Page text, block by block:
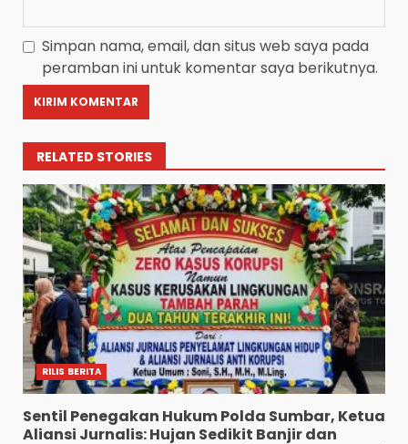
Simpan nama, email, dan situs web saya pada
peramban ini untuk komentar saya berikutnya.
RELATED STORIES
RILIS BERITA
Sentil Penegakan Hukum Polda Sumbar, Ketua
Aliansi Jurnalis: Hujan Sedikit Banjir dan